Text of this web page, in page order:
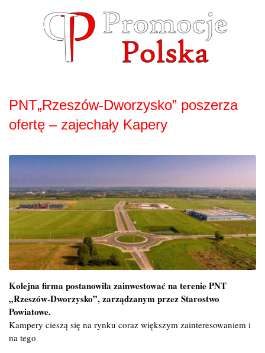
PNT„Rzeszów-Dworzysko” poszerza
ofertę – zajechały Kapery
Kolejna firma postanowiła zainwestować na terenie PNT
„Rzeszów-Dworzysko”, zarządzanym przez Starostwo
Powiatowe.
Kampery cieszą się na rynku coraz większym zainteresowaniem i
na tego